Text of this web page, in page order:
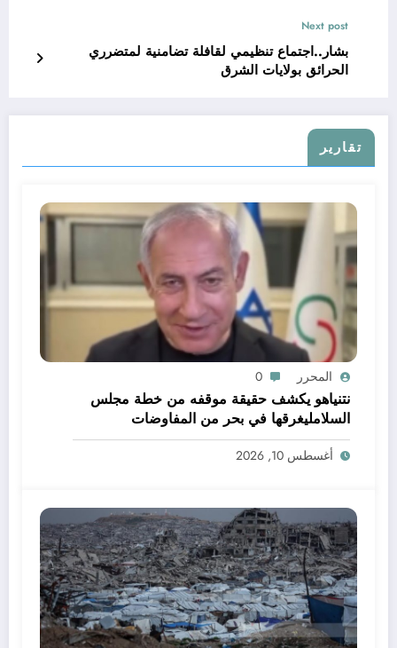
Next post
بشار..اجتماع تنظيمي لقافلة تضامنية لمتضرري
الحرائق بولايات الشرق
تقارير
المحرر 0
نتنياهو يكشف حقيقة موقفه من خطة مجلس
السلامليغرقها في بحر من المفاوضات
الماراثونية والعقيمة
أغسطس 10, 2026